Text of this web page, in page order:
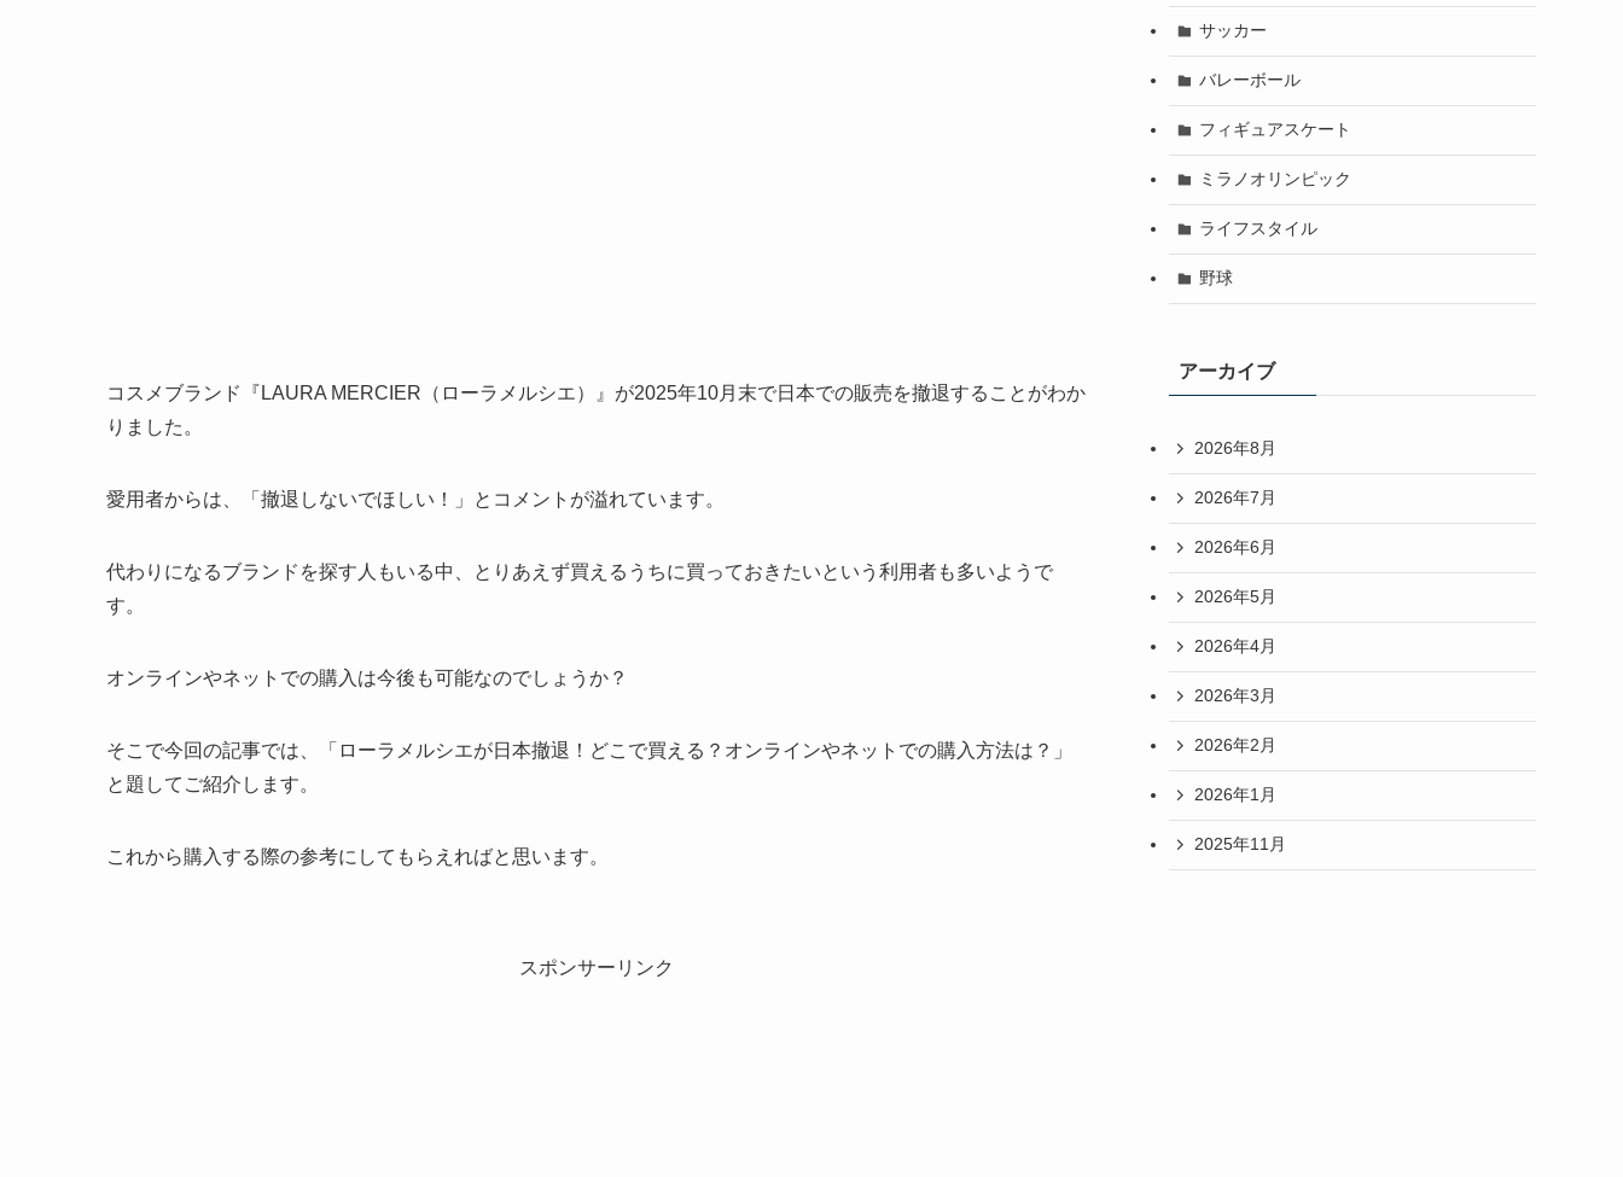
コスメブランド『LAURA MERCIER（ローラメルシエ）』が2025年10月末で日本での販売を撤退することがわか
りました。
愛用者からは、「撤退しないでほしい！」とコメントが溢れています。
代わりになるブランドを探す人もいる中、とりあえず買えるうちに買っておきたいという利用者も多いようで
す。
オンラインやネットでの購入は今後も可能なのでしょうか？
そこで今回の記事では、「ローラメルシエが日本撤退！どこで買える？オンラインやネットでの購入方法は？」
と題してご紹介します。
これから購入する際の参考にしてもらえればと思います。
スポンサーリンク
サッカー
バレーボール
フィギュアスケート
ミラノオリンピック
ライフスタイル
野球
アーカイブ
2026年8月
2026年7月
2026年6月
2026年5月
2026年4月
2026年3月
2026年2月
2026年1月
2025年11月